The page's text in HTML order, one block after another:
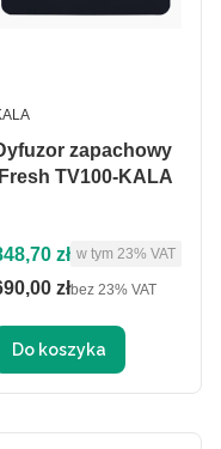
zapachowy
TV100-KALA
brutto
zł w tym %s VAT
w tym 23% VAT
nettozłbez 23% VAT
Do koszyka